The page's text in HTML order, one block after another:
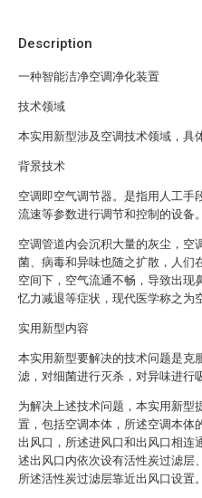
Description
一种智能洁净空调净化装置
技术领域
本实用新型涉及空调技术领域，具
背景技术
空调即空气调节器。是指用人工手
流速等参数进行调节和控制的设备。
空调管道内会沉积大量的灰尘，空
菌、病毒和异味也随之扩散，人们
空间下，空气流通不畅，导致出现
忆力减退等症状，现代医学称之为
实用新型内容
本实用新型要解决的技术问题是克
滤，对细菌进行灭杀，对异味进行
为解决上述技术问题，本实用新型
置，包括空调本体，所述空调本体
出风口，所述进风口和出风口相连
述出风口内依次设有活性炭过滤层
所述活性炭过滤层靠近出风口设置。